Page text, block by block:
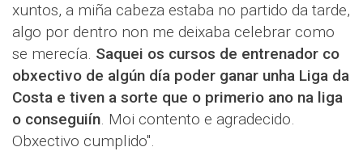
xuntos, a miña cabeza estaba no partido da tarde,
algo por dentro non me deixaba celebrar como
se merecía. Saquei os cursos de entrenador co
obxectivo de algún día poder ganar unha Liga da
Costa e tiven a sorte que o primerio ano na liga
o conseguiín. Moi contento e agradecido.
Obxectivo cumplido".